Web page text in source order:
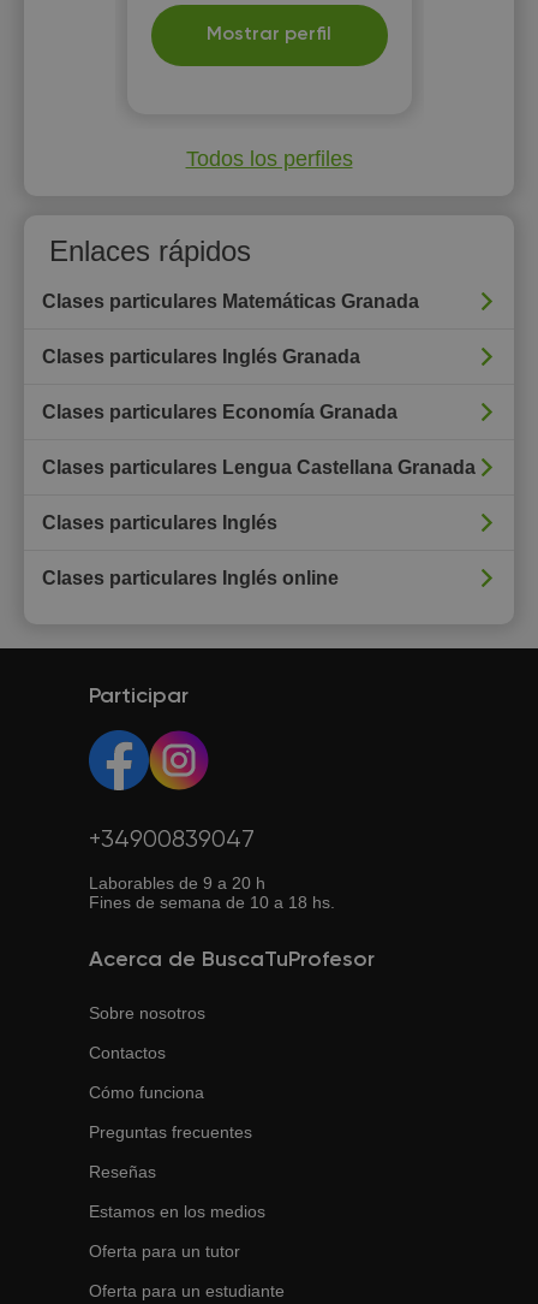
Mostrar perfil
Todos los perfiles
Enlaces rápidos
Clases particulares Matemáticas Granada
Clases particulares Inglés Granada
Clases particulares Economía Granada
Clases particulares Lengua Castellana Granada
Clases particulares Inglés
Clases particulares Inglés online
Participar
+34900839047
Laborables de 9 a 20 h
Fines de semana de 10 a 18 hs.
Acerca de BuscaTuProfesor
Sobre nosotros
Contactos
Cómo funciona
Preguntas frecuentes
Reseñas
Estamos en los medios
Oferta para un tutor
Oferta para un estudiante